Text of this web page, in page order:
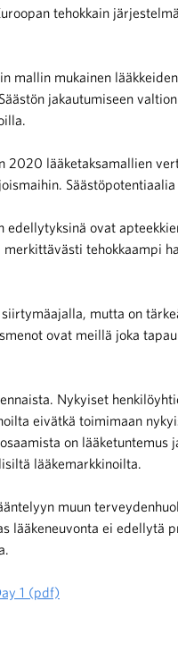
tehokkain
mallin mukainen
jakautumiseen
lääketaksamallien
ovat
tehokkaampi
mutta on
ovat meillä joka
Nykyiset
eivätkä toimimaan
on lääketuntemus
lääkemarkkinoilta.
muun
lääkeneuvonta ei edellytä
1 (pdf)